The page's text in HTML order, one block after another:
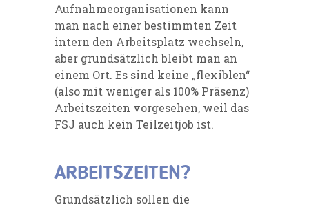
Aufnahmeorganisationen kann
man nach einer bestimmten Zeit
intern den Arbeitsplatz wechseln,
aber grundsätzlich bleibt man an
einem Ort. Es sind keine „flexiblen“
(also mit weniger als 100% Präsenz)
Arbeitszeiten vorgesehen, weil das
FSJ auch kein Teilzeitjob ist.
ARBEITSZEITEN?
Grundsätzlich sollen die